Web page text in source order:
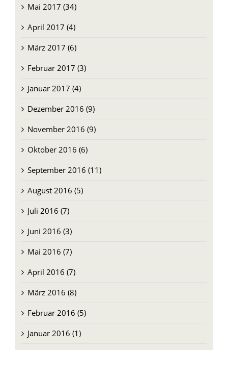
April 2017 (4)
März 2017 (6)
Februar 2017 (3)
Januar 2017 (4)
Dezember 2016 (9)
November 2016 (9)
Oktober 2016 (6)
September 2016 (11)
August 2016 (5)
Juli 2016 (7)
Juni 2016 (3)
Mai 2016 (7)
April 2016 (7)
März 2016 (8)
Februar 2016 (5)
Januar 2016 (1)